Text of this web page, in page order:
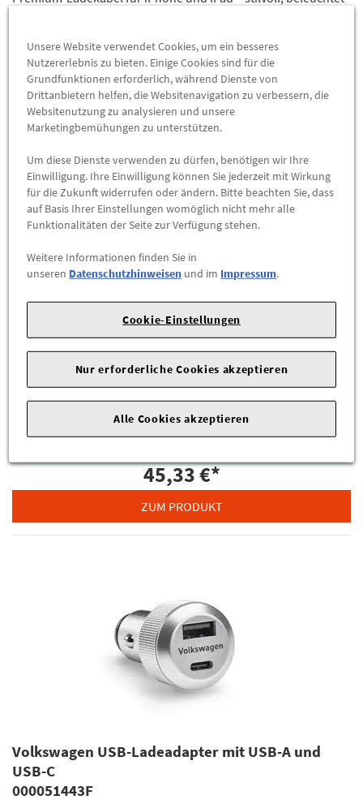
44,06 €*
ZUM PRODUKT
Volkswagen Premium USB-C auf Apple Lightning
Kabel, gewinkelt
000051446AC
passend für Ihr Volkswagen Infotainment.
45,33 €*
ZUM PRODUKT
Volkswagen USB-Ladeadapter mit USB-A und
USB-C
000051443F
Unsere Website verwendet Cookies, um ein besseres
Nutzererlebnis zu bieten. Einige Cookies sind für die
Grundfunktionen erforderlich, während Dienste von
Drittanbietern helfen, die Websitenavigation zu verbessern, die
Websitenutzung zu analysieren und unsere
Marketingbemühungen zu unterstützen.
Um diese Dienste verwenden zu dürfen, benötigen wir Ihre
Einwilligung. Ihre Einwilligung können Sie jederzeit mit Wirkung
für die Zukunft widerrufen oder ändern. Bitte beachten Sie, dass
auf Basis Ihrer Einstellungen womöglich nicht mehr alle
Funktionalitäten der Seite zur Verfügung stehen.
Weitere Informationen finden Sie in
unseren Datenschutzhinweisen und im Impressum.
Cookie-Einstellungen
Nur erforderliche Cookies akzeptieren
Alle Cookies akzeptieren